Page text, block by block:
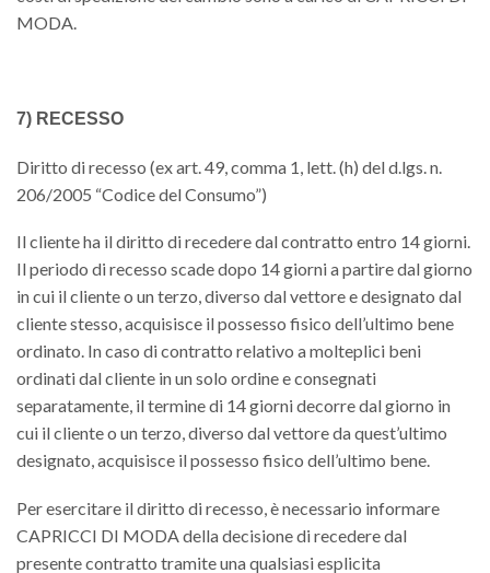
MODA.
7) RECESSO
Diritto di recesso (ex art. 49, comma 1, lett. (h) del d.lgs. n.
206/2005 “Codice del Consumo”)
Il cliente ha il diritto di recedere dal contratto entro 14 giorni.
Il periodo di recesso scade dopo 14 giorni a partire dal giorno
in cui il cliente o un terzo, diverso dal vettore e designato dal
cliente stesso, acquisisce il possesso fisico dell’ultimo bene
ordinato. In caso di contratto relativo a molteplici beni
ordinati dal cliente in un solo ordine e consegnati
separatamente, il termine di 14 giorni decorre dal giorno in
cui il cliente o un terzo, diverso dal vettore da quest’ultimo
designato, acquisisce il possesso fisico dell’ultimo bene.
Per esercitare il diritto di recesso, è necessario informare
CAPRICCI DI MODA della decisione di recedere dal
presente contratto tramite una qualsiasi esplicita